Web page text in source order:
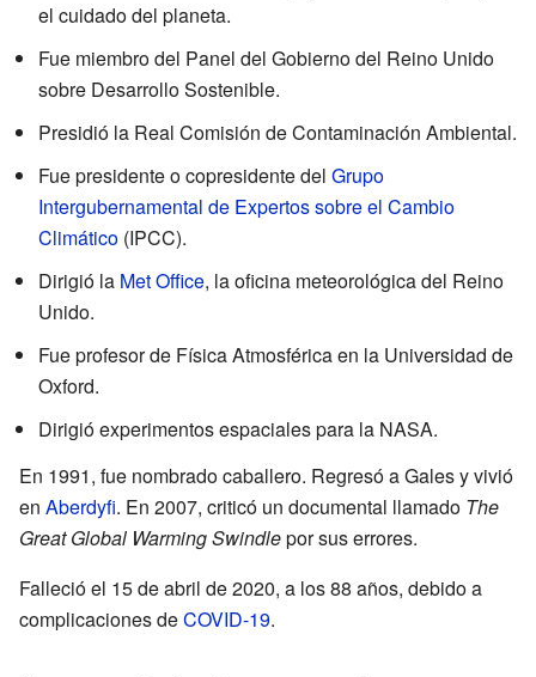
el cuidado del planeta.
Fue miembro del Panel del Gobierno del Reino Unido
sobre Desarrollo Sostenible.
Presidió la Real Comisión de Contaminación Ambiental.
Fue presidente o copresidente del Grupo
Intergubernamental de Expertos sobre el Cambio
Climático (IPCC).
Dirigió la Met Office, la oficina meteorológica del Reino
Unido.
Fue profesor de Física Atmosférica en la Universidad de
Oxford.
Dirigió experimentos espaciales para la NASA.
En 1991, fue nombrado caballero. Regresó a Gales y vivió
en Aberdyfi. En 2007, criticó un documental llamado The
Great Global Warming Swindlepor sus errores.
Falleció el 15 de abril de 2020, a los 88 años, debido a
complicaciones deCOVID-19.